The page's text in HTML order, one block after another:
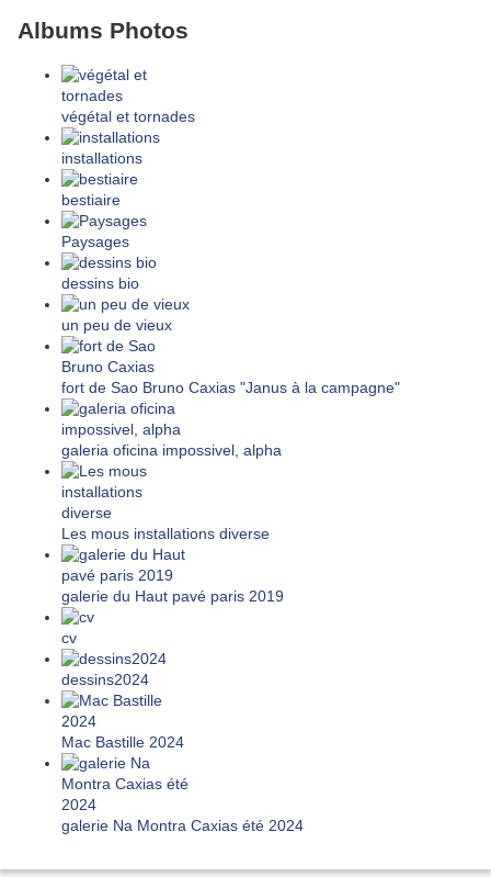
Albums Photos
végétal et tornades
installations
bestiaire
Paysages
dessins bio
un peu de vieux
fort de Sao Bruno Caxias "Janus à la campagne"
galeria oficina impossivel, alpha
Les mous installations diverse
galerie du Haut pavé paris 2019
cv
dessins2024
Mac Bastille 2024
galerie Na Montra Caxias été 2024